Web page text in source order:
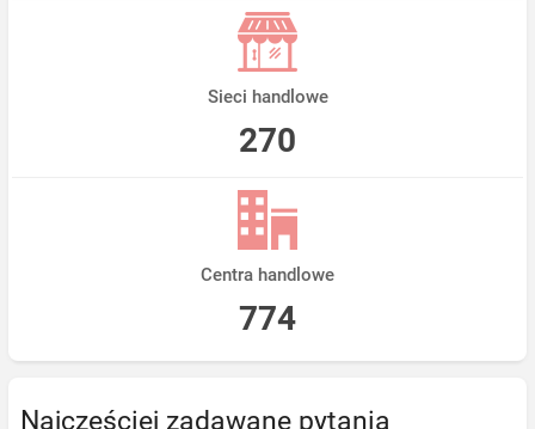
Sieci handlowe
270
Centra handlowe
774
Najczęściej zadawane pytania